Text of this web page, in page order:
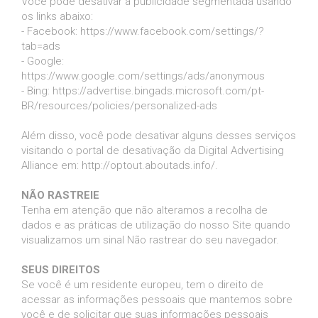
os links abaixo:
- Facebook: https://www.facebook.com/settings/?
tab=ads
- Google:
https://www.google.com/settings/ads/anonymous
- Bing: https://advertise.bingads.microsoft.com/pt-
BR/resources/policies/personalized-ads
Além disso, você pode desativar alguns desses serviços
visitando o portal de desativação da Digital Advertising
Alliance em: http://optout.aboutads.info/.
NÃO RASTREIE
Tenha em atenção que não alteramos a recolha de
dados e as práticas de utilização do nosso Site quando
visualizamos um sinal Não rastrear do seu navegador.
SEUS DIREITOS
Se você é um residente europeu, tem o direito de
acessar as informações pessoais que mantemos sobre
você e de solicitar que suas informações pessoais